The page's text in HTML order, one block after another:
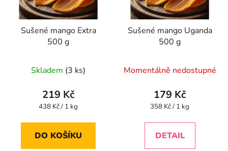
Sušené mango Extra
500 g
hodnocení
produktu
je
z
Skladem (3 ks)
219 Kč
Měrná
438 Kč / 1 kg
DO KOŠÍKU
Sušené mango Uganda
500 g
hodnocení
produktu
je
z
Momentálně nedostupné
179 Kč
Měrná
358 Kč / 1 kg
DETAIL